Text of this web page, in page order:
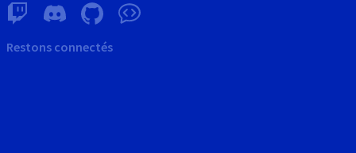
Restons connectés